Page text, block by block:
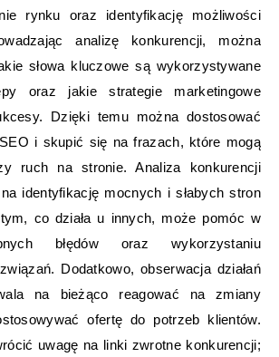
rynku oraz identyfikację możliwości
analizę konkurencji, można
słowa kluczowe są wykorzystywane
oraz jakie strategie marketingowe
Dzięki temu można dostosować
i skupić się na frazach, które mogą
ruch na stronie. Analiza konkurencji
identyfikację mocnych i słabych stron
co działa u innych, może pomóc w
błędów oraz wykorzystaniu
Dodatkowo, obserwacja działań
na bieżąco reagować na zmiany
ofertę do potrzeb klientów.
uwagę na linki zwrotne konkurencji;